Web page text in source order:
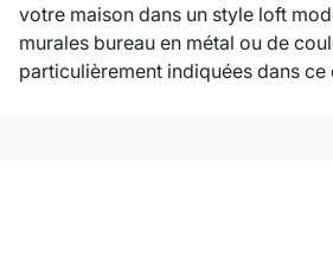
votre maison dans un style loft
murales bureau en métal ou de
particulièrement indiquées dans ce